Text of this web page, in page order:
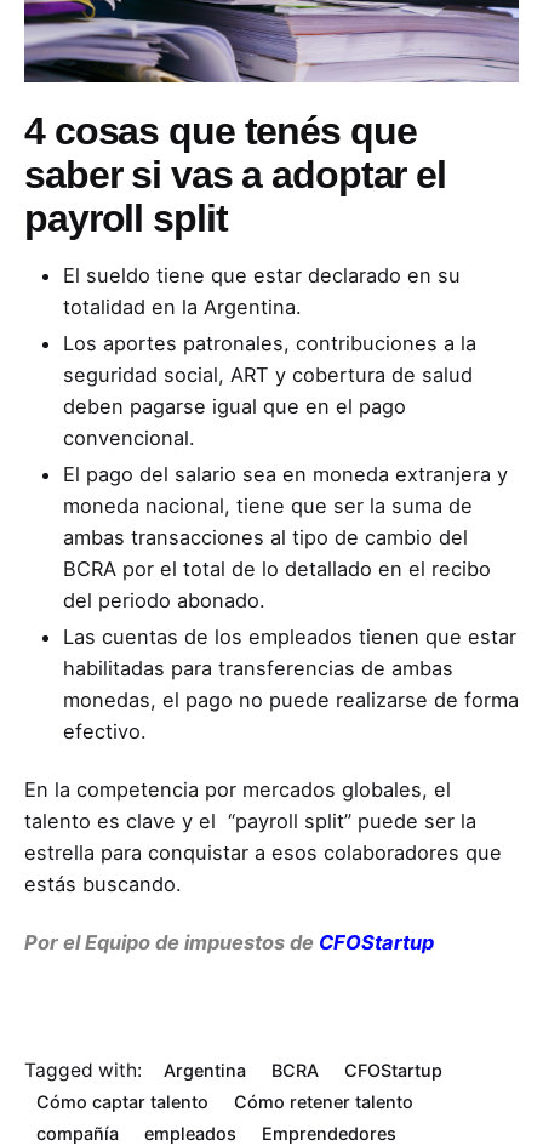
4 cosas que tenés que
saber si vas a adoptar el
payroll split
El sueldo tiene que estar declarado en su
totalidad en la Argentina.
Los aportes patronales, contribuciones a la
seguridad social, ART y cobertura de salud
deben pagarse igual que en el pago
convencional.
El pago del salario sea en moneda extranjera y
moneda nacional, tiene que ser la suma de
ambas transacciones al tipo de cambio del
BCRA por el total de lo detallado en el recibo
del periodo abonado.
Las cuentas de los empleados tienen que estar
habilitadas para transferencias de ambas
monedas, el pago no puede realizarse de forma
efectivo.
En la competencia por mercados globales, el
talento es clave y el “payroll split” puede ser la
estrella para conquistar a esos colaboradores que
estás buscando.
Por el Equipo de impuestos de CFOStartup
Tagged with: Argentina BCRA
CFOStartup
Cómo captar talento
Cómo retener talento
compañía
empleados
Emprendedores